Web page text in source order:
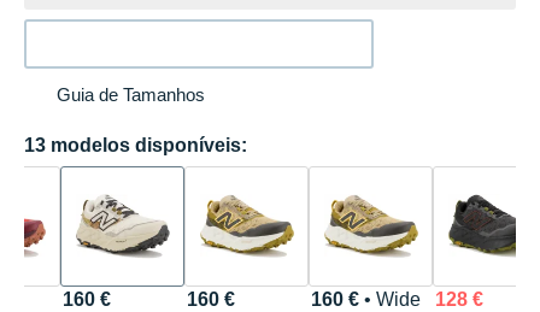
Guia de Tamanhos
13 modelos disponíveis:
160 € 160 € 160 €• Wide 128 €